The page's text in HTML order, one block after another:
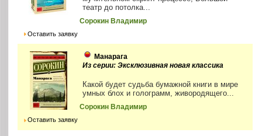
театр до потолка...
Сорокин Владимир
Оставить заявку
Манарага
Из серии: Эксклюзивная новая классика
Какой будет судьба бумажной книги в мире
умных блох и голограмм, живородящего...
Сорокин Владимир
Оставить заявку